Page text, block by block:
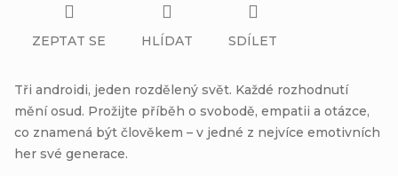
Tři androidi, jeden rozdělený svět. Každé rozhodnutí
mění osud. Prožijte příběh o svobodě, empatii a otázce,
co znamená být člověkem – v jedné z nejvíce emotivních
her své generace.
ZEPTAT SE HLÍDAT SDÍLET